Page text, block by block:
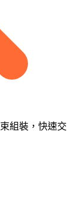
組裝，快速交